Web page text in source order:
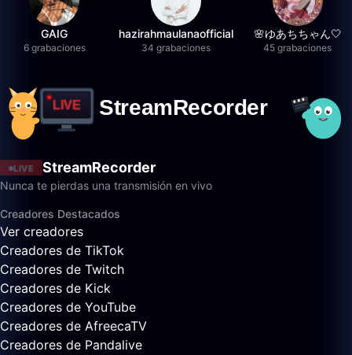
GAIG
6 grabaciones
hazirahmaulanaofficial
34 grabaciones
🌸ゆあちちゃん🤍
45 grabaciones
LIVE StreamRecorder
Nunca te pierdas una transmisión en vivo
Creadores Destacados
Ver creadores
Creadores de TikTok
Creadores de Twitch
Creadores de Kick
Creadores de YouTube
Creadores de AfreecaTV
Creadores de Pandalive